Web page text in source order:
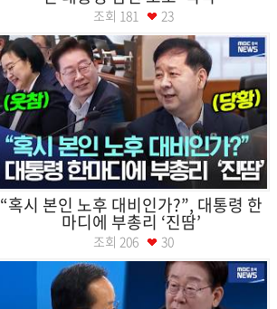
조회 181 23
“혹시 본인 노후 대비인가?”, 대통령 한
마디에 부총리 ‘진땀’
조회 206 30